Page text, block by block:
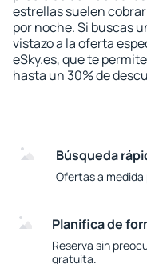
estrellas suelen
por noche. Si buscas
vistazo a la oferta
eSky.es, que te
hasta un 30% de
Búsqueda
Ofertas a
Planifica de
Reserva sin
gratuita.